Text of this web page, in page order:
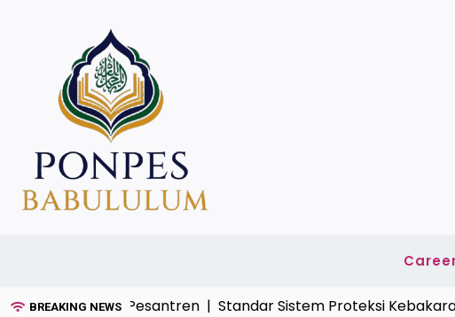
BREAKING NEWS
Umum di Pesantren |Standar Sistem Proteksi Kebakaran